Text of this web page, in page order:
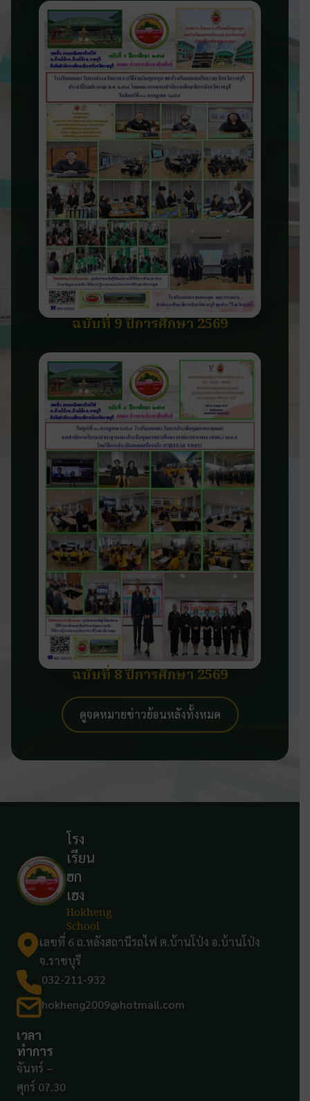
ฉบับที่ 9 ปีการศึกษา 2569
ฉบับที่ 8 ปีการศึกษา 2569
ดูจดหมายข่าวย้อนหลังทั้งหมด
โรง
เรียน
ฮก
เฮง
Hokheng
School
เลขที่ 6 ถ.หลังสถานีรถไฟ ต.บ้านโป่ง อ.บ้านโป่ง
จ.ราชบุรี
032-211-932
hokheng2009@hotmail.com
เวลา
ทำการ
จันทร์ –
ศุกร์ 07.30